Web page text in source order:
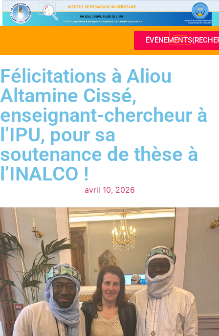
Félicitations à Aliou
Altamine Cissé,
enseignant-chercheur à
l’IPU, pour sa
soutenance de thèse à
l’INALCO !
avril 10, 2026